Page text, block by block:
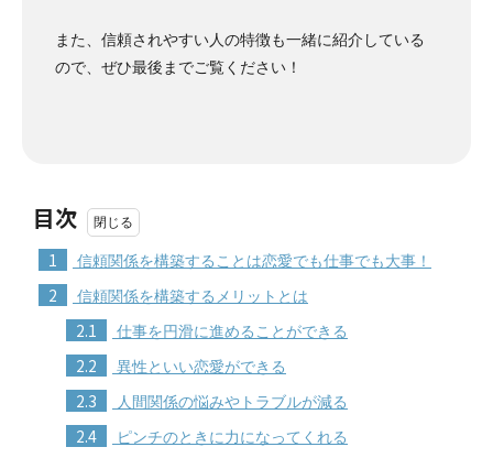
また、信頼されやすい人の特徴も一緒に紹介している
ので、ぜひ最後までご覧ください！
目次
1 信頼関係を構築することは恋愛でも仕事でも大事！
2 信頼関係を構築するメリットとは
2.1 仕事を円滑に進めることができる
2.2 異性といい恋愛ができる
2.3 人間関係の悩みやトラブルが減る
2.4 ピンチのときに力になってくれる